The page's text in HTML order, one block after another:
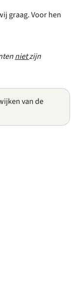
graag. Voor hen
nietzijn
van de